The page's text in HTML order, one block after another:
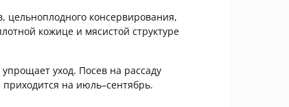
цельноплодного консервирования,
кожице и мясистой структуре
уход. Посев на рассаду
на июль–сентябрь.